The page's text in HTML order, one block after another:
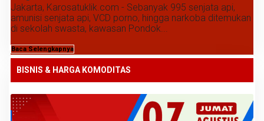
Jakarta, Karosatuklik.com - Sebanyak 995 senjata api,
amunisi senjata api, VCD porno, hingga narkoba ditemukan
di sekolah swasta, kawasan Pondok...
Baca Selengkapnya
BISNIS & HARGA KOMODITAS